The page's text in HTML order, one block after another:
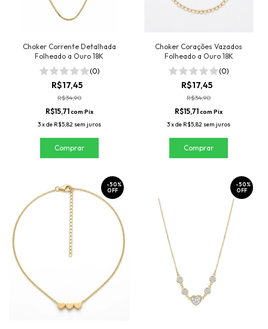
Choker Corrente Detalhada
Folheado a Ouro 18K
(0)
R$17,45
R$34,90
R$15,71com Pix
3xde R$5,82 sem juros
Choker Corações Vazados
Folheado a Ouro 18K
(0)
R$17,45
R$34,90
R$15,71com Pix
3xde R$5,82 sem juros
-50%
OFF
-50%
OFF